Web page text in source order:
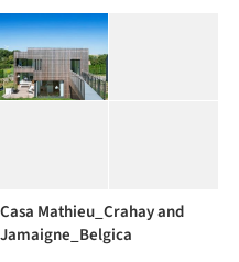
Casa Mathieu_Crahay and
Jamaigne_Belgica